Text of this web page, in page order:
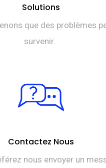
Solutions
que des problèmes
survenir.
Contactez Nous
nous envoyer un